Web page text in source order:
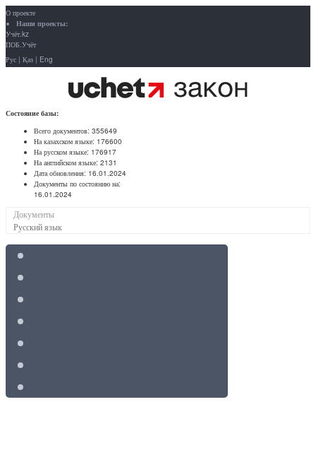
О проекте
Наши проекты:
Учёт.kz
ПОБ.Учёт
Рус | Қаз | Eng
Состояние базы:
Всего документов: 355649
На казахском языке: 176600
На русском языке: 176917
На английском языке: 2131
Дата обновления: 16.01.2024
Документы по состоянию на:
16.01.2024
Документы
Русский язык